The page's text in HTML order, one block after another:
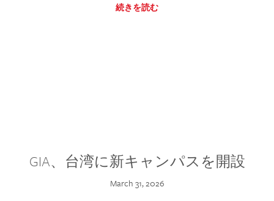
続きを読む
GIA、台湾に新キャンパスを開設
March 31, 2026